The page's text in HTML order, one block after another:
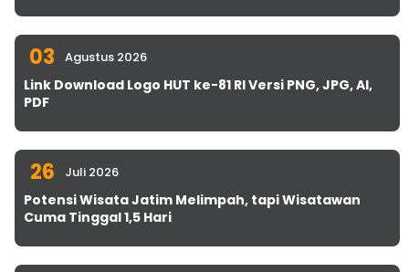
03 Agustus 2026
Link Download Logo HUT ke-81 RI Versi PNG, JPG, AI,
PDF
26 Juli 2026
Potensi Wisata Jatim Melimpah, tapi Wisatawan
Cuma Tinggal 1,5 Hari